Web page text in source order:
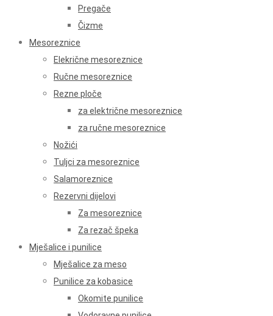
Pregače
Čizme
Mesoreznice
Elekrične mesoreznice
Ručne mesoreznice
Rezne ploče
za električne mesoreznice
za ručne mesoreznice
Nožići
Tuljci za mesoreznice
Salamoreznice
Rezervni dijelovi
Za mesoreznice
Za rezač špeka
Mješalice i punilice
Mješalice za meso
Punilice za kobasice
Okomite punilice